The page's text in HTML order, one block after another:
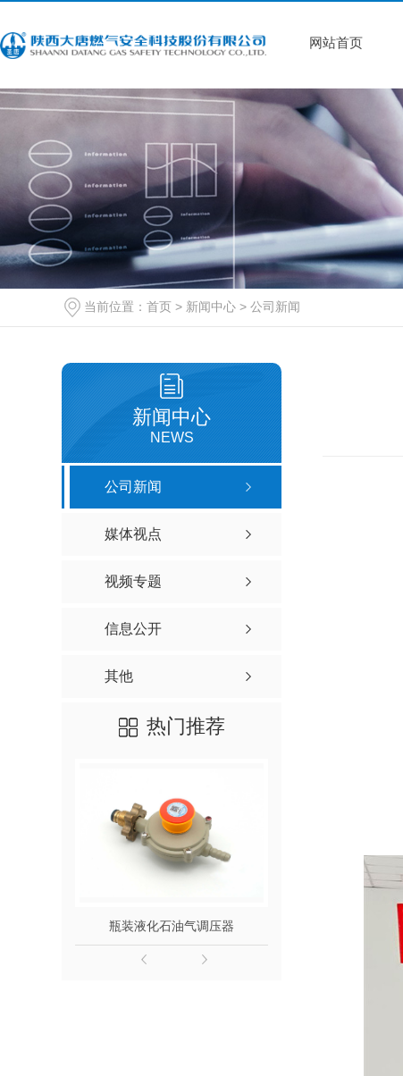
网站首页
当前位置： 首页 > 新闻中心 > 公司新闻
新闻中心
NEWS
公司新闻
媒体视点
视频专题
信息公开
其他
热门推荐
瓶装液化石油气调压器